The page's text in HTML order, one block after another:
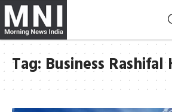
Tag: Business Rashifal